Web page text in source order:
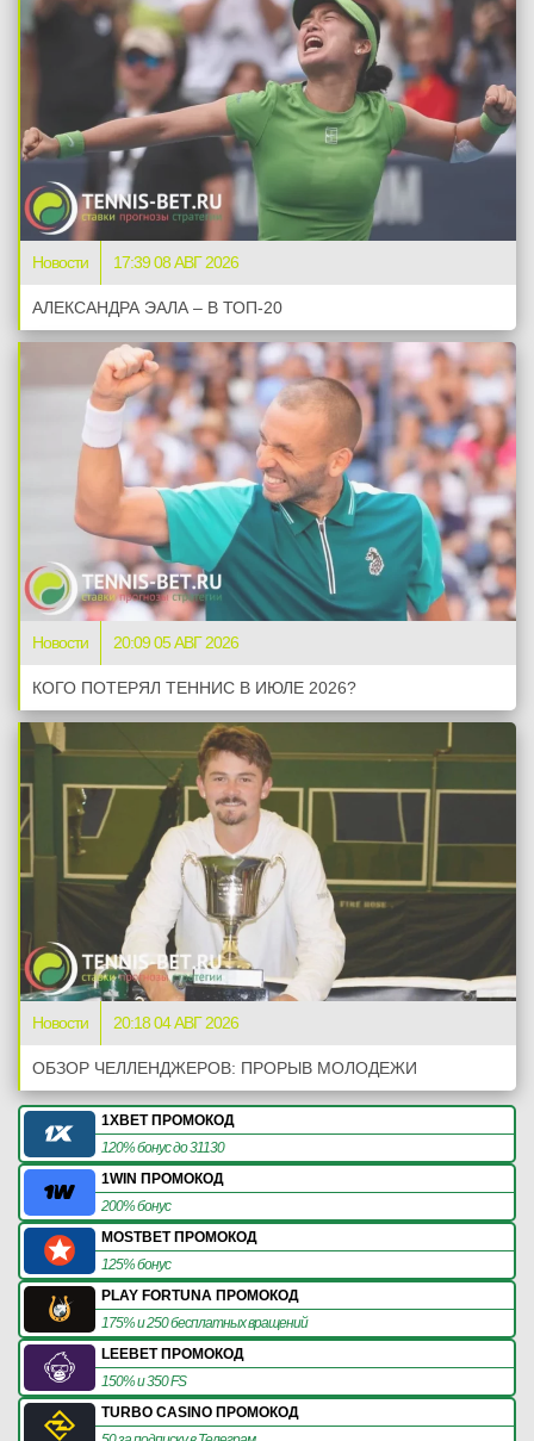
Новости 17:39 08 АВГ 2026
АЛЕКСАНДРА ЭАЛА – В ТОП-20
Новости 20:09 05 АВГ 2026
КОГО ПОТЕРЯЛ ТЕННИС В ИЮЛЕ 2026?
Новости 20:18 04 АВГ 2026
ОБЗОР ЧЕЛЛЕНДЖЕРОВ: ПРОРЫВ МОЛОДЕЖИ
1XBET ПРОМОКОД
120% бонус до 31130
1WIN ПРОМОКОД
200% бонус
MOSTBET ПРОМОКОД
125% бонус
PLAY FORTUNA ПРОМОКОД
175% и 250 бесплатных вращений
LEEBET ПРОМОКОД
150% и 350 FS
TURBO CASINO ПРОМОКОД